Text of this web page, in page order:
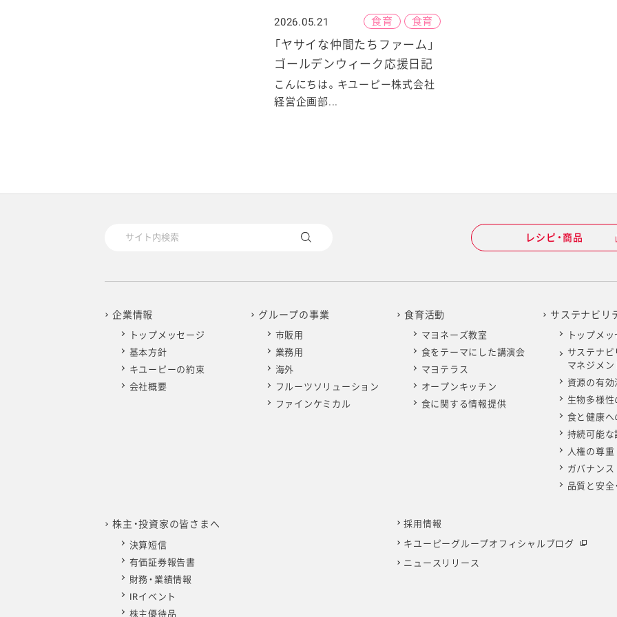
食育 食育
2026.05.21
「ヤサイな仲間たちファーム」
ゴールデンウィーク応援日記
こんにちは。キユーピー株式会社
経営企画部...
レシピ・商品
企業情報
トップメッセージ
基本方針
キユーピーの約束
会社概要
グループの事業
市販用
業務用
海外
フルーツソリューション
ファインケミカル
食育活動
マヨネーズ教室
食をテーマにした講演会
マヨテラス
オープンキッチン
食に関する情報提供
サステナビリ
トップメ
サステナビ
マネジメン
資源の有効
生物多様性
食と健康へ
持続可能な
人権の尊重
ガバナンス
品質と安全
株主・投資家の皆さまへ
決算短信
有価証券報告書
財務・業績情報
IRイベント
株主優待品
採用情報
キユーピーグループオフィシャルブログ
ニュースリリース